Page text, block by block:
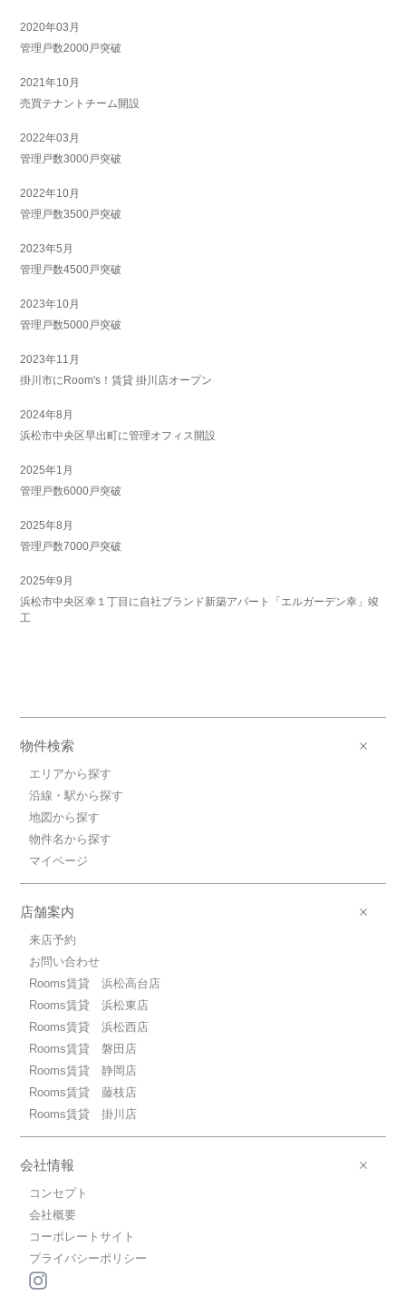
2020年03月
管理戸数2000戸突破
2021年10月
売買テナントチーム開設
2022年03月
管理戸数3000戸突破
2022年10月
管理戸数3500戸突破
2023年5月
管理戸数4500戸突破
2023年10月
管理戸数5000戸突破
2023年11月
掛川市にRoom's！賃貸 掛川店オープン
2024年8月
浜松市中央区早出町に管理オフィス開設
2025年1月
管理戸数6000戸突破
2025年8月
管理戸数7000戸突破
2025年9月
浜松市中央区幸１丁目に自社ブランド新築アパート「エルガーデン幸」竣
工
物件検索
エリアから探す
沿線・駅から探す
地図から探す
物件名から探す
マイページ
店舗案内
来店予約
お問い合わせ
Rooms賃貸 浜松高台店
Rooms賃貸 浜松東店
Rooms賃貸 浜松西店
Rooms賃貸 磐田店
Rooms賃貸 静岡店
Rooms賃貸 藤枝店
Rooms賃貸 掛川店
会社情報
コンセプト
会社概要
コーポレートサイト
プライバシーポリシー